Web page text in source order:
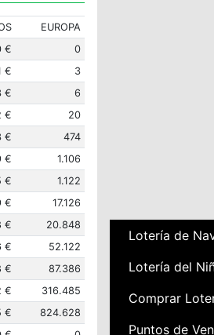
EUROPA
€
0
€
3
€
6
€
20
€
474
€
1.106
€
1.122
€
17.126
€
20.848
€
52.122
€
87.386
€
316.485
€
824.628
Lotería de
Lotería del
Comprar
Puntos de